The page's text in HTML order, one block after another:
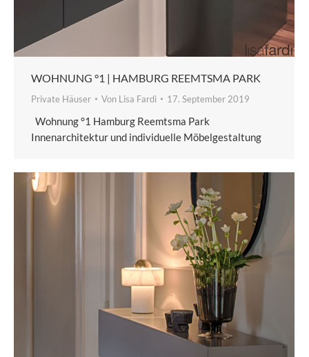
WOHNUNG °1 | HAMBURG REEMTSMA PARK
Private Häuser Von Lisa Fardi 17. September 2019
Wohnung °1 Hamburg Reemtsma Park
Innenarchitektur und individuelle Möbelgestaltung